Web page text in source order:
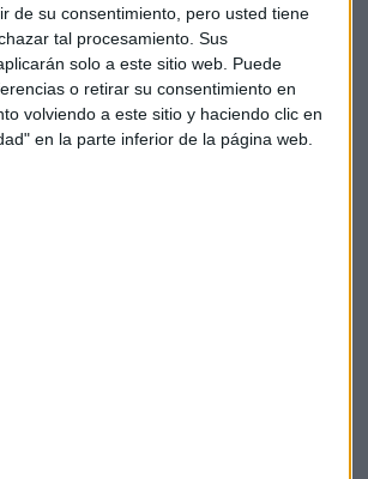
de su consentimiento, pero usted tiene
tal procesamiento. Sus
solo a este sitio web. Puede
o retirar su consentimiento en
volviendo a este sitio y haciendo clic en
en la parte inferior de la página web.
Iturralde prevé un cierto rebote.
españolaEndesa, la cual se encuentra en
la cual fue un punto de resistencia
concluye con que "no es el mejor
y recomienda "estar al margen".